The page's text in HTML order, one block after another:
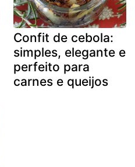
Confit de cebola:
simples, elegante e
perfeito para
carnes e queijos